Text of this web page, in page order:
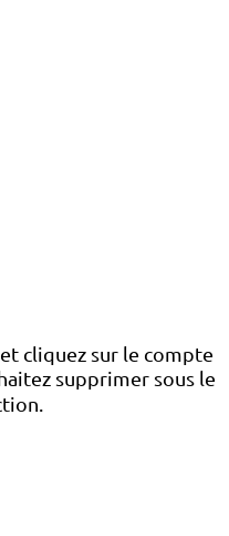
cliquez sur le compte
supprimer sous le